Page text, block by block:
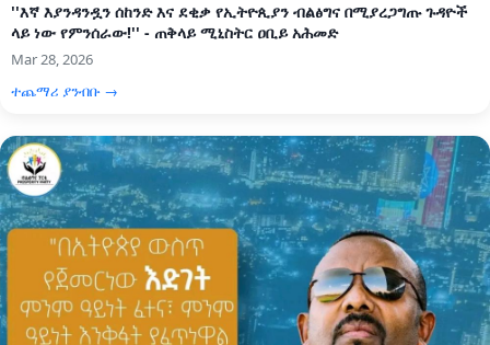
''እኛ እያንዳንዷን ሰከንድ እና ደቂቃ የኢትዮጲያን ብልፅግና በሚያረጋግጡ ጉዳዮች
ላይ ነው የምንሰራው!'' - ጠቅላይ ሚኒስትር ዐቢይ አሕመድ
Mar 28, 2026
ተጨማሪ ያንብቡ →